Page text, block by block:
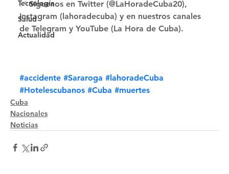
Tecnología
Salud
Actualidad
✅ Síguenos en Twitter (@LaHoradeCuba20),
Instagram (lahoradecuba) y en nuestros canales
de Telegram y YouTube (La Hora de Cuba).
#accidente #Sararoga #lahoradeCuba
#Hotelescubanos #Cuba #muertes
Cuba
Nacionales
Noticias